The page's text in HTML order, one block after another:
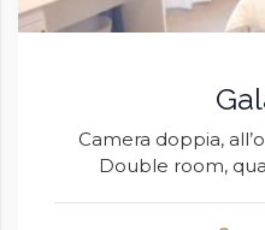
Camera doppia,
Double room,